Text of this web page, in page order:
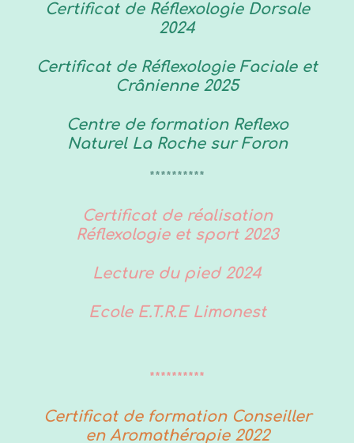
Certificat de Réflexologie Dorsale
2024
Certificat de Réflexologie Faciale et
Crânienne 2025
Centre de formation Reflexo
Naturel La Roche sur Foron
**********
Certificat de réalisation
Réflexologie et sport 2023
Lecture du pied 2024
Ecole E.T.R.E Limonest
**********
Certificat de formation Conseiller
en Aromathérapie 2022